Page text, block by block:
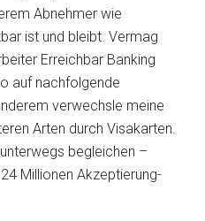
Abnehmer wie
ist und bleibt. Vermag
Erreichbar Banking
auf nachfolgende
verwechsle meine
Arten durch Visakarten.
begleichen –
Millionen Akzeptierung­